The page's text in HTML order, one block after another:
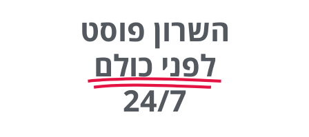
השרון פוסט
לפני כולם
24/7